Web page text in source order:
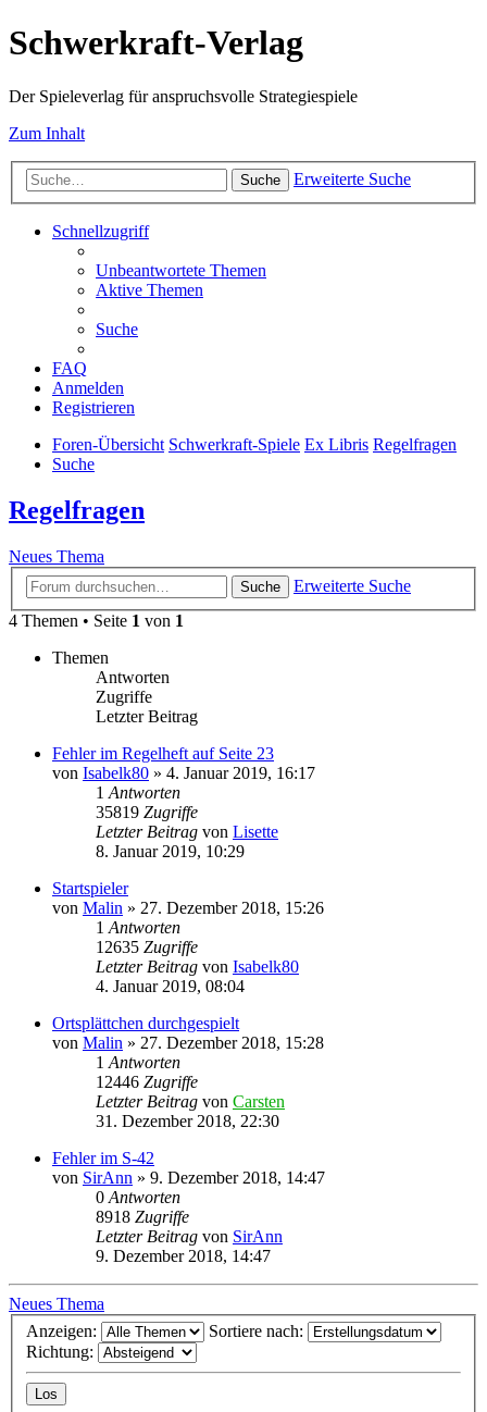
Schwerkraft-Verlag
Der Spieleverlag für anspruchsvolle Strategiespiele
Zum Inhalt
Suche Erweiterte Suche
Schnellzugriff
Unbeantwortete Themen
Aktive Themen
Suche
FAQ
Anmelden
Registrieren
Foren-Übersicht Schwerkraft-Spiele Ex Libris Regelfragen
Suche
Regelfragen
Neues Thema
Suche
Erweiterte Suche
4 Themen • Seite 1 von 1
Themen
Antworten
Zugriffe
Letzter Beitrag
Fehler im Regelheft auf Seite 23
von Isabelk80 » 4. Januar 2019, 16:17
1 Antworten
35819 Zugriffe
Letzter Beitrag von Lisette
8. Januar 2019, 10:29
Startspieler
von Malin » 27. Dezember 2018, 15:26
1 Antworten
12635 Zugriffe
Letzter Beitrag von Isabelk80
4. Januar 2019, 08:04
Ortsplättchen durchgespielt
von Malin » 27. Dezember 2018, 15:28
1 Antworten
12446 Zugriffe
Letzter Beitrag von Carsten
31. Dezember 2018, 22:30
Fehler im S-42
von SirAnn » 9. Dezember 2018, 14:47
0 Antworten
8918 Zugriffe
Letzter Beitrag von SirAnn
9. Dezember 2018, 14:47
Neues Thema
Anzeigen:
Sortiere nach:
Richtung: